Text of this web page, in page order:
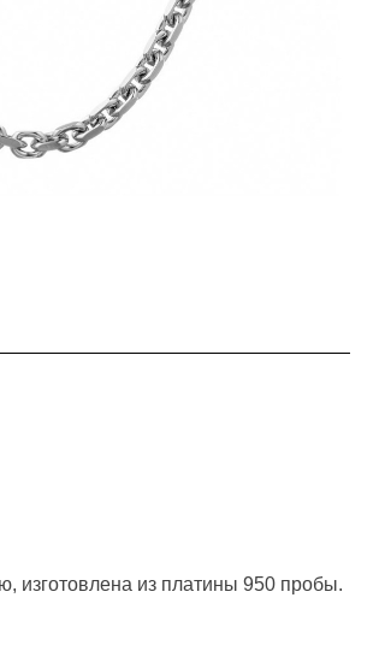
изготовлена из платины 950 пробы.